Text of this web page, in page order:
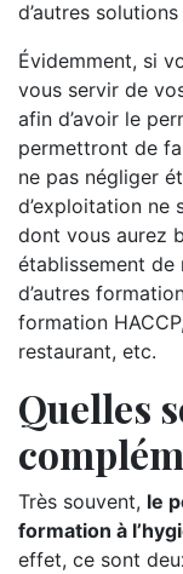
d’autres
Évidemment, si
vous servir de
afin d’avoir le
permettront de
ne pas négliger
d’exploitation ne
dont vous aurez
établissement de
d’autres
formation
restaurant, etc.
Quelles
Très souvent, le
formation à
effet, ce sont